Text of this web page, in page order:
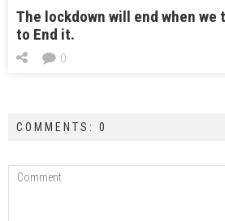
The lockdown will end when we
to End it.
0
COMMENTS: 0